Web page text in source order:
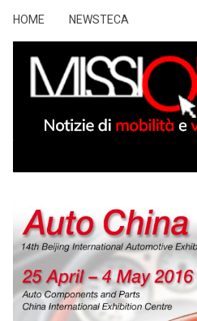
HOME NEWSTECA